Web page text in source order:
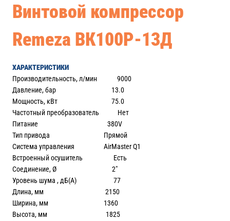
Винтовой компрессор
Remeza ВК100Р-13Д
ХАРАКТЕРИСТИКИ
Производительность, л/мин 9000
Давление, бар 13.0
Мощность, кВт 75.0
Частотный преобразователь Нет
Питание 380V
Тип привода Прямой
Система управления AirMaster Q1
Встроенный осушитель Есть
Соединение, Ø 2″
Уровень шума , дБ(А) 77
Длина, мм 2150
Ширина, мм 1360
Высота, мм 1825